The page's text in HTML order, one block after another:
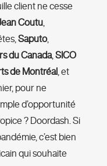
client ne cesse
Coutu,
Saputo,
du Canada, SICO
de Montréal , et
pour ne
d’opportunité
? Doordash. Si
c’est bien
qui souhaite